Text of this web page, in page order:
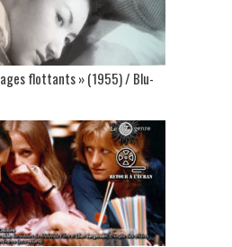
flottants » (1955) / Blu-